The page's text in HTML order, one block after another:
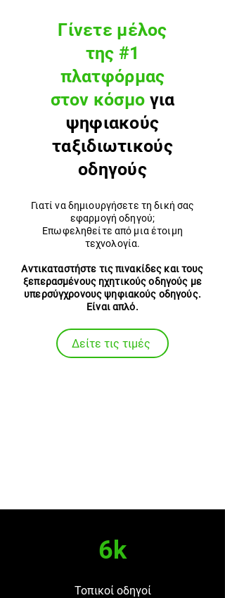
Γίνετε μέλος
της #1
πλατφόρμας
στον κόσμο για
ψηφιακούς
ταξιδιωτικούς
οδηγούς
Γιατί να δημιουργήσετε τη δική σας
εφαρμογή οδηγού;
Επωφεληθείτε από μια έτοιμη
τεχνολογία.
Αντικαταστήστε τις πινακίδες και τους
ξεπερασμένους ηχητικούς οδηγούς με
υπερσύγχρονους ψηφιακούς οδηγούς.
Είναι απλό.
Δείτε τις τιμές
6k
Τοπικοί οδηγοί